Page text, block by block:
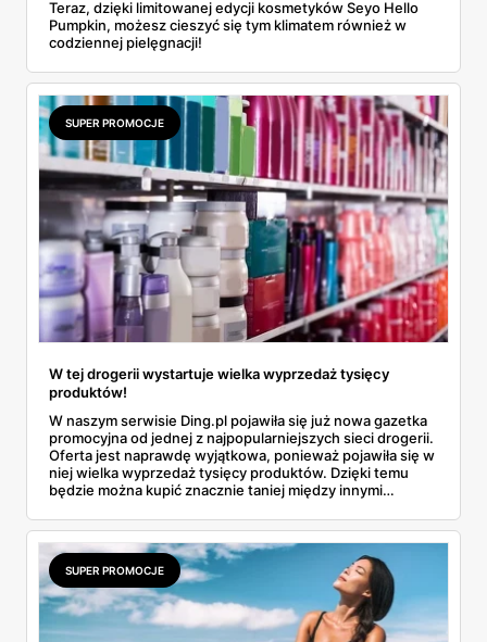
Teraz, dzięki limitowanej edycji kosmetyków Seyo Hello
Pumpkin, możesz cieszyć się tym klimatem również w
codziennej pielęgnacji!
SUPER PROMOCJE
W tej drogerii wystartuje wielka wyprzedaż tysięcy
produktów!
W naszym serwisie Ding.pl pojawiła się już nowa gazetka
promocyjna od jednej z najpopularniejszych sieci drogerii.
Oferta jest naprawdę wyjątkowa, ponieważ pojawiła się w
niej wielka wyprzedaż tysięcy produktów. Dzięki temu
będzie można kupić znacznie taniej między innymi
znajdziesz w naszym artykule. Przeczytaj!
SUPER PROMOCJE